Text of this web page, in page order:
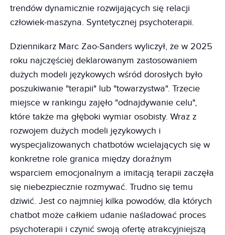
trendów dynamicznie rozwijających się relacji
człowiek-maszyna. Syntetycznej psychoterapii.
Dziennikarz Marc Zao-Sanders wyliczył, że w 2025
roku najczęściej deklarowanym zastosowaniem
dużych modeli językowych wśród dorosłych było
poszukiwanie "terapii" lub "towarzystwa". Trzecie
miejsce w rankingu zajęło "odnajdywanie celu",
które także ma głęboki wymiar osobisty. Wraz z
rozwojem dużych modeli językowych i
wyspecjalizowanych chatbotów wcielających się w
konkretne role granica między doraźnym
wsparciem emocjonalnym a imitacją terapii zaczęła
się niebezpiecznie rozmywać. Trudno się temu
dziwić. Jest co najmniej kilka powodów, dla których
chatbot może całkiem udanie naśladować proces
psychoterapii i czynić swoją ofertę atrakcyjniejszą